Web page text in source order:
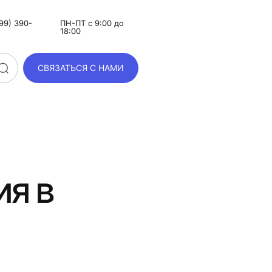
390-
ПН-ПТ с 9:00 до
18:00
СВЯЗАТЬСЯ С НАМИ
в